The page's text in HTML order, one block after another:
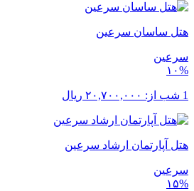
هتل ساسان سرعین
سرعین
۱۰%
1 شب از: ۲۰,۷۰۰,۰۰۰ ریال
هتل آپارتمان ارشاد سرعین
سرعین
۱۵%